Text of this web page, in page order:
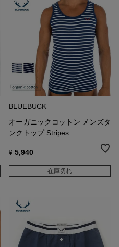
BLUEBUCK
オーガニックコットン メンズタ
ンクトップ Stripes
¥ 5,940
在庫切れ